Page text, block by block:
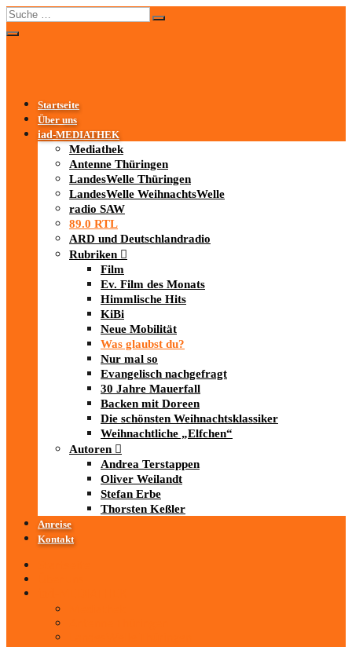
Startseite
Über uns
iad-MEDIATHEK
Mediathek
Antenne Thüringen
LandesWelle Thüringen
LandesWelle WeihnachtsWelle
radio SAW
89.0 RTL
ARD und Deutschlandradio
Rubriken
Film
Ev. Film des Monats
Himmlische Hits
KiBi
Neue Mobilität
Was glaubst du?
Nur mal so
Evangelisch nachgefragt
30 Jahre Mauerfall
Backen mit Doreen
Die schönsten Weihnachtsklassiker
Weihnachtliche „Elfchen“
Autoren
Andrea Terstappen
Oliver Weilandt
Stefan Erbe
Thorsten Keßler
Anreise
Kontakt